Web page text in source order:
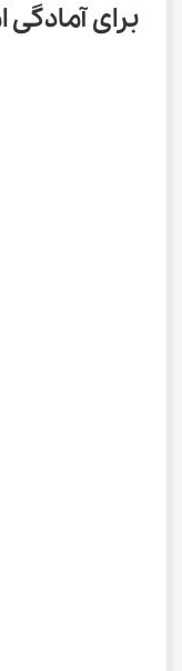
برای آمادگی